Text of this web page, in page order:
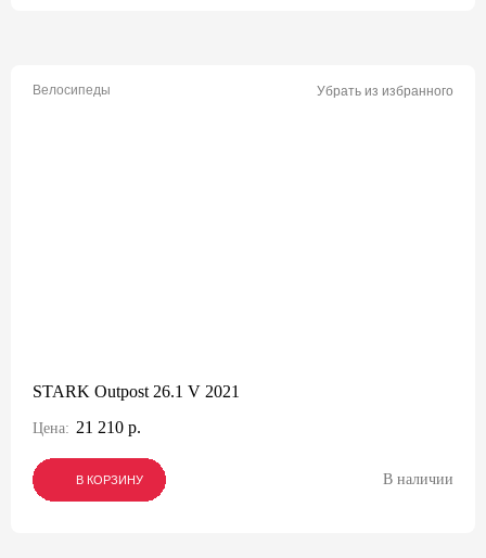
Велосипеды Убрать из избранного
STARK Outpost 26.1 V 2021
Цена: 21 210 р.
В КОРЗИНУ
В КОРЗИНУ
В КОРЗИНУ В наличии